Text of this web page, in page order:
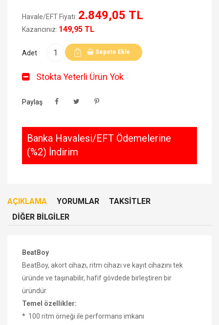
Havale/EFT Fiyatı: 2.849,05 TL
Kazancınız: 149,95 TL
Adet Sepete Ekle
Stokta Yeterli Ürün Yok
Paylaş
Banka Havalesi/EFT Ödemelerine
(%2) İndirim
AÇIKLAMA YORUMLAR
TAKSITLER
DIĞER BILGILER
BeatBoy
BeatBoy, akort cihazı, ritm cihazı ve kayıt cihazını tek
üründe ve taşınabilir, hafif gövdede birleştiren bir
üründür.
Temel özellikler:
* 100 ritm örneği ile performans imkanı